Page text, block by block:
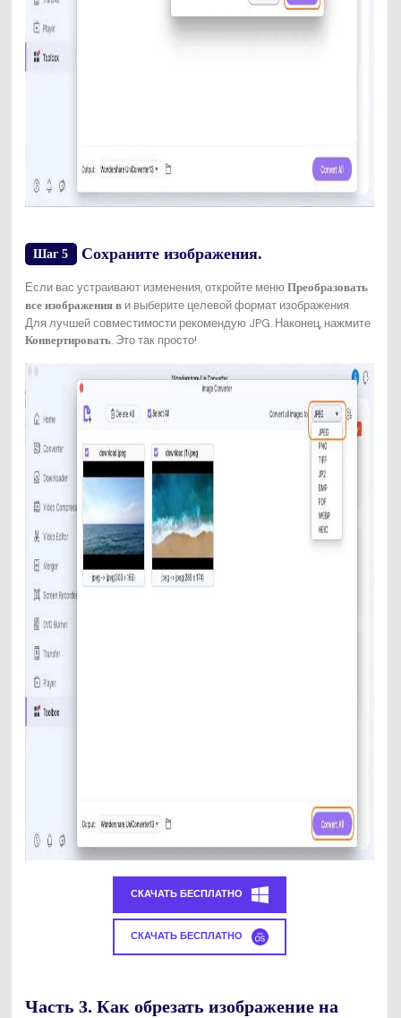
Шаг 5 Сохраните изображения.
Если вас устраивают изменения, откройте меню Преобразовать
все изображения ви выберите целевой формат изображения.
Для лучшей совместимости рекомендую JPG. Наконец, нажмите
Конвертировать. Это так просто!
СКАЧАТЬ БЕСПЛАТНО
СКАЧАТЬ БЕСПЛАТНО
Часть 3. Как обрезать изображение на